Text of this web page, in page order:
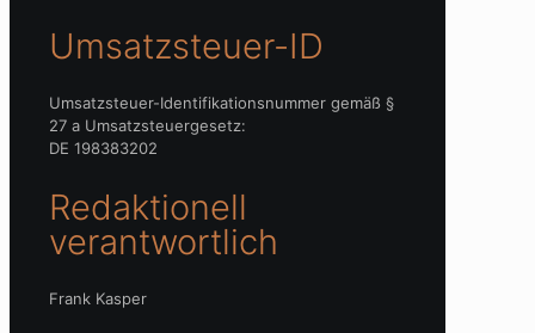
Umsatzsteuer-ID
Umsatzsteuer-Identifikationsnummer gemäß §
27 a Umsatzsteuergesetz:
DE 198383202
Redaktionell
verantwortlich
Frank Kasper